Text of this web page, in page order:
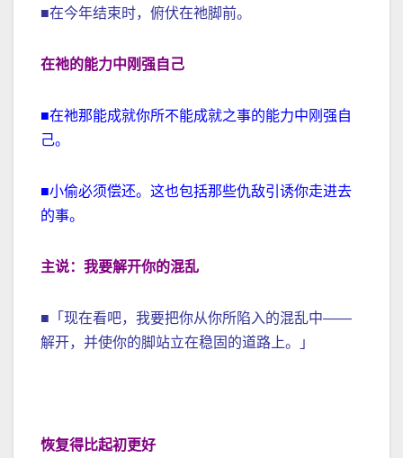
■在今年结束时，俯伏在祂脚前。
在祂的能力中刚强自己
■在祂那能成就你所不能成就之事的能力中刚强自
己。
■小偷必须偿还。这也包括那些仇敌引诱你走进去
的事。
主说：我要解开你的混乱
■「现在看吧，我要把你从你所陷入的混乱中——
解开，并使你的脚站立在稳固的道路上。」
恢复得比起初更好